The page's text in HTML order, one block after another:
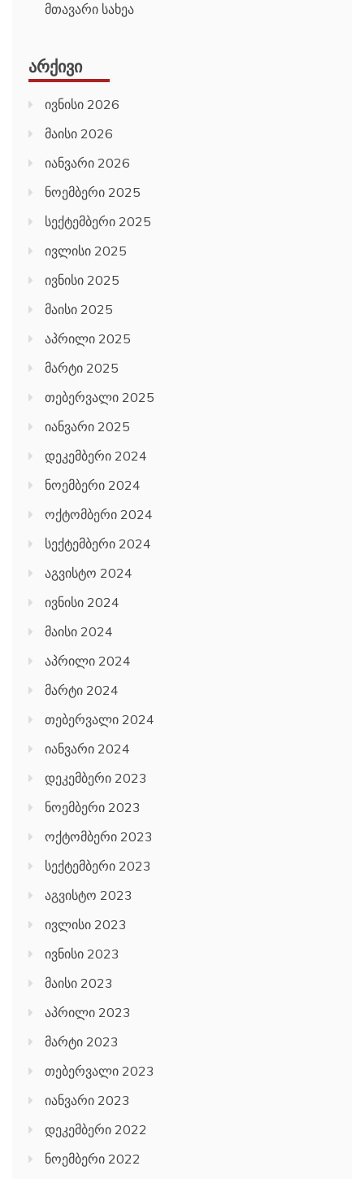
მთავარი სახეა
ᲐᲠᲥᲘᲕᲘ
ივნისი 2026
მაისი 2026
იანვარი 2026
ნოემბერი 2025
სექტემბერი 2025
ივლისი 2025
ივნისი 2025
მაისი 2025
აპრილი 2025
მარტი 2025
თებერვალი 2025
იანვარი 2025
დეკემბერი 2024
ნოემბერი 2024
ოქტომბერი 2024
სექტემბერი 2024
აგვისტო 2024
ივნისი 2024
მაისი 2024
აპრილი 2024
მარტი 2024
თებერვალი 2024
იანვარი 2024
დეკემბერი 2023
ნოემბერი 2023
ოქტომბერი 2023
სექტემბერი 2023
აგვისტო 2023
ივლისი 2023
ივნისი 2023
მაისი 2023
აპრილი 2023
მარტი 2023
თებერვალი 2023
იანვარი 2023
დეკემბერი 2022
ნოემბერი 2022